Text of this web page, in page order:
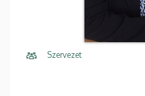
Szervezet